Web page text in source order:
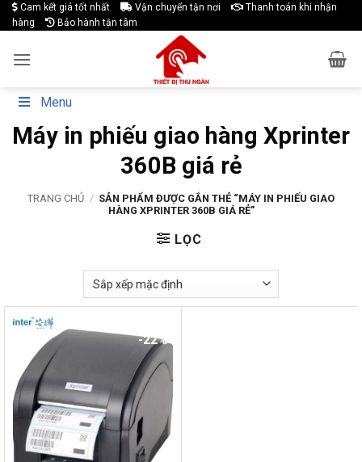
Skip
to
Cam kết giá tốt nhất Vận chuyển tận nơi
Thanh toán khi nhận
hàng
Bảo hành tận tâm
Menu
Máy in phiếu giao hàng Xprinter
360B giá rẻ
TRANG CHỦ / SẢN PHẨM ĐƯỢC GẮN THẺ “MÁY IN PHIẾU GIAO
HÀNG XPRINTER 360B GIÁ RẺ”
LỌC
-22%